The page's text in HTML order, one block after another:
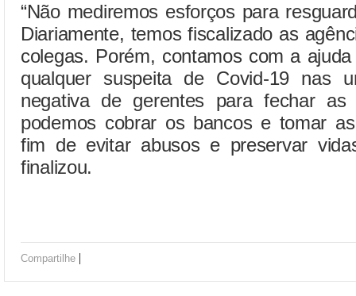
“Não mediremos esforços para
Diariamente, temos fiscalizado as
colegas. Porém, contamos com a
qualquer suspeita de Covid-19 nas
negativa de gerentes para fechar as
podemos cobrar os bancos e tomar
fim de evitar abusos e preservar
finalizou.
Compartilhe |